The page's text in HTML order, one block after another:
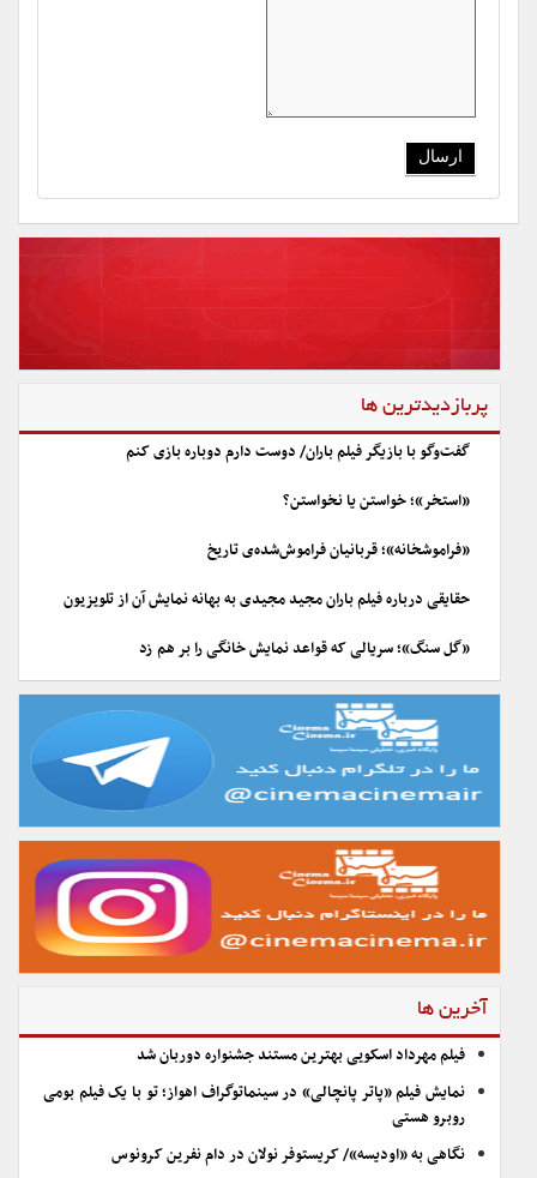
پربازدیدترین ها
گفت‌وگو با بازیگر فیلم باران/ دوست دارم دوباره بازی کنم
«استخر»؛ خواستن یا نخواستن؟
«فراموشخانه»؛ قربانیان فراموش‌شده‌ی تاریخ
حقایقی درباره فیلم باران مجید مجیدی به بهانه نمایش آن از تلویزیون
«گل سنگ»؛ سریالی که قواعد نمایش خانگی را بر هم زد
آخرین ها
فیلم مهرداد اسکویی بهترین مستند جشنواره دوربان شد
نمایش فیلم «پاتر پانچالی» در سینماتوگراف اهواز؛ تو با یک فیلم بومی
روبرو هستی
نگاهی به «اودیسه»/ کریستوفر نولان در دام نفرین کرونوس